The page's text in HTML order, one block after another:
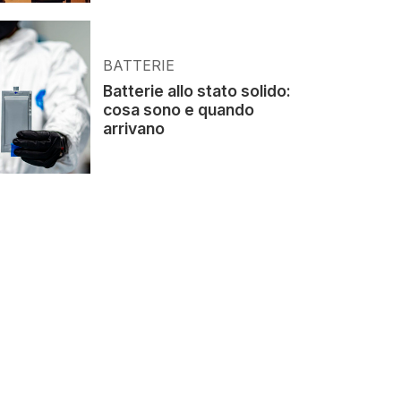
BATTERIE
Batterie allo stato solido:
cosa sono e quando
arrivano